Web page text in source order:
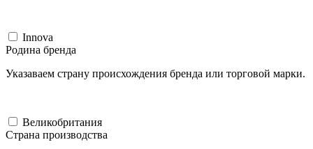
Innova
Родина бренда
Указаваем страну происхождения бренда или торговой марки.
Великобритания
Страна производства